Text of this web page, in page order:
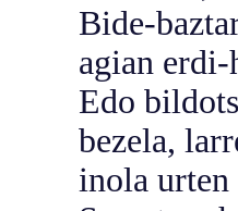
Bide-
agian erdi-
Edo bildots
bezela,
inola urten